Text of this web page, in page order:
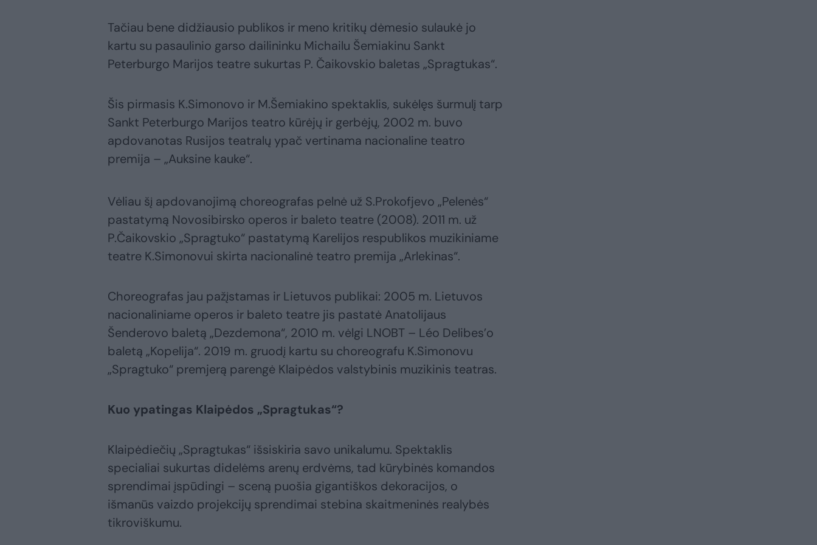
Tačiau bene didžiausio publikos ir meno kritikų dėmesio sulaukė jo
kartu su pasaulinio garso dailininku Michailu Šemiakinu Sankt
Peterburgo Marijos teatre sukurtas P. Čaikovskio baletas „Spragtukas“.
Šis pirmasis K.Simonovo ir M.Šemiakino spektaklis, sukėlęs šurmulį tarp
Sankt Peterburgo Marijos teatro kūrėjų ir gerbėjų, 2002 m. buvo
apdovanotas Rusijos teatralų ypač vertinama nacionaline teatro
premija – „Auksine kauke“.
Vėliau šį apdovanojimą choreografas pelnė už S.Prokofjevo „Pelenės“
pastatymą Novosibirsko operos ir baleto teatre (2008). 2011 m. už
P.Čaikovskio „Spragtuko“ pastatymą Karelijos respublikos muzikiniame
teatre K.Simonovui skirta nacionalinė teatro premija „Arlekinas“.
Choreografas jau pažįstamas ir Lietuvos publikai: 2005 m. Lietuvos
nacionaliniame operos ir baleto teatre jis pastatė Anatolijaus
Šenderovo baletą „Dezdemona“, 2010 m. vėlgi LNOBT – Léo Delibes’o
baletą „Kopelija“. 2019 m. gruodį kartu su choreografu K.Simonovu
„Spragtuko“ premjerą parengė Klaipėdos valstybinis muzikinis teatras.
Kuo ypatingas Klaipėdos „Spragtukas“?
Klaipėdiečių „Spragtukas“ išsiskiria savo unikalumu. Spektaklis
specialiai sukurtas didelėms arenų erdvėms, tad kūrybinės komandos
sprendimai įspūdingi – sceną puošia gigantiškos dekoracijos, o
išmanūs vaizdo projekcijų sprendimai stebina skaitmeninės realybės
tikroviškumu.